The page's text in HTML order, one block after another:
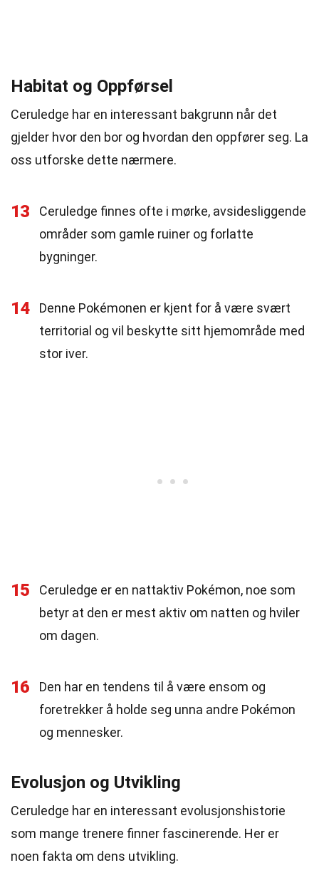
Habitat og Oppførsel
Ceruledge har en interessant bakgrunn når det
gjelder hvor den bor og hvordan den oppfører seg. La
oss utforske dette nærmere.
13
Ceruledge finnes ofte i mørke, avsidesliggende
områder som gamle ruiner og forlatte
bygninger.
14
Denne Pokémonen er kjent for å være svært
territorial og vil beskytte sitt hjemområde med
stor iver.
15
Ceruledge er en nattaktiv Pokémon, noe som
betyr at den er mest aktiv om natten og hviler
om dagen.
16
Den har en tendens til å være ensom og
foretrekker å holde seg unna andre Pokémon
og mennesker.
Evolusjon og Utvikling
Ceruledge har en interessant evolusjonshistorie
som mange trenere finner fascinerende. Her er
noen fakta om dens utvikling.